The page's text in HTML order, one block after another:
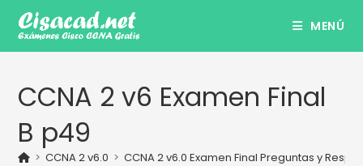
contenido
MENÚ
CCNA 2 v6 Examen Final
B p49
> CCNA 2 v6.0 > CCNA 2 v6.0 Examen Final Preguntas y